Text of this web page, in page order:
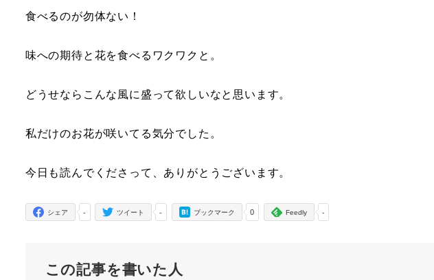
食べるのが勿体ない！
味への期待と花を食べるワクワクと。
どうせならこんな風に盛って欲しいなと思います。
私だけのお花が咲いてる気分でした。
今日も読んでくださって、ありがとうございます。
-
シェア -
ツイート 0
ブックマーク -
Feedly
この記事を書いた人